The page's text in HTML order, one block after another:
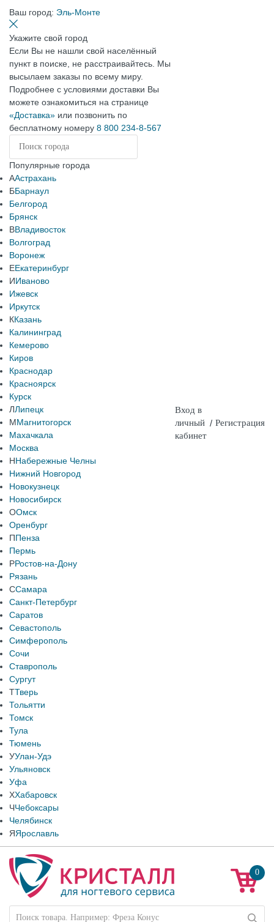
Ваш город: Эль-Монте
Укажите свой город
Если Вы не нашли свой населённый
пункт в поиске, не расстраивайтесь. Мы
высылаем заказы по всему миру.
Подробнее с условиями доставки Вы
можете ознакомиться на странице
«Доставка» или позвонить по
бесплатному номеру 8 800 234-8-567
Популярные города
ААстрахань
ББарнаул
Белгород
Брянск
ВВладивосток
Волгоград
Воронеж
ЕЕкатеринбург
ИИваново
Ижевск
Иркутск
ККазань
Калининград
Кемерово
Киров
Краснодар
Красноярск
Курск
ЛЛипецк
ММагнитогорск
Махачкала
Москва
ННабережные Челны
Нижний Новгород
Новокузнецк
Новосибирск
ООмск
Оренбург
ППенза
Пермь
РРостов-на-Дону
Рязань
ССамара
Санкт-Петербург
Саратов
Севастополь
Симферополь
Сочи
Ставрополь
Сургут
ТТверь
Тольятти
Томск
Тула
Тюмень
УУлан-Удэ
Ульяновск
Уфа
ХХабаровск
ЧЧебоксары
Челябинск
ЯЯрославль
Вход в
личный
кабинет
/ Регистрация
0